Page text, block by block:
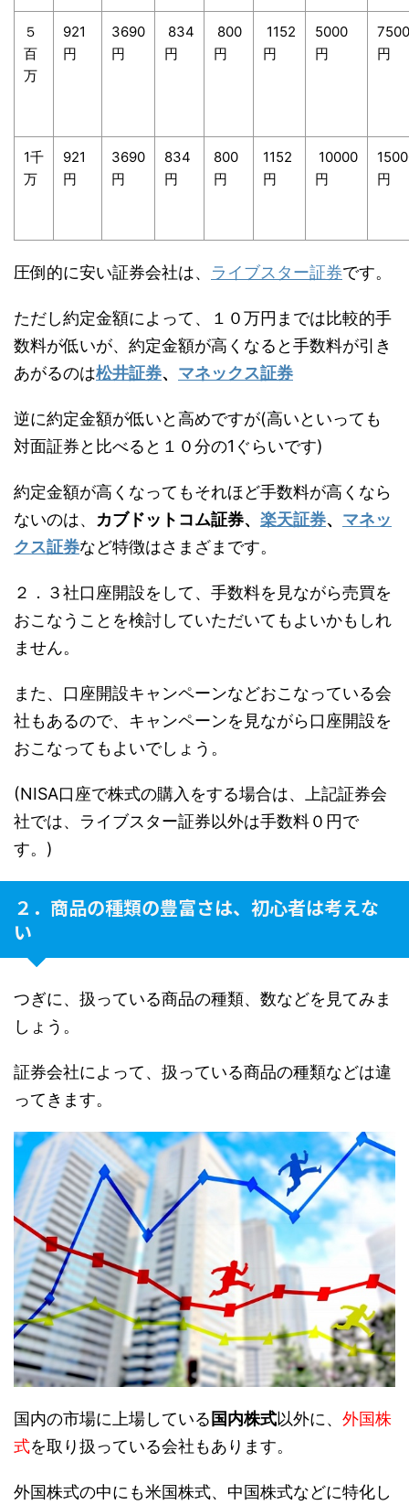
５
百
万
921
円
3690
円
834
円
800
円
1152
円
5000
円
7500
円
1千
万
921
円
3690
円
834
円
800
円
1152
円
10000
円
円
圧倒的に安い証券会社は、 ライブスター証券です。
ただし約定金額によって、１０万円までは比較的手
数料が低いが、約定金額が高くなると手数料が引き
あがるのは松井証券、 マネックス証券
逆に約定金額が低いと高めですが(高いといっても
対面証券と比べると１０分の1ぐらいです)
約定金額が高くなってもそれほど手数料が高くなら
ないのは、 カブドットコム証券、 楽天証券、 マネッ
クス証券など特徴はさまざまです。
２．３社口座開設をして、手数料を見ながら売買を
おこなうことを検討していただいてもよいかもしれ
ません。
また、 口座開設キャンペーンなどおこなっている会
社もあるので、キャンペーンを見ながら口座開設を
おこなってもよいでしょう。
(NISA口座で株式の購入をする場合は、上記証券会
社では、ライブスター証券以外は手数料０円で
す。)
２．商品の種類の豊富さは、初心者は考えな
い
つぎに、扱っている商品の種類、数などを見てみま
しょう。
証券会社によって、扱っている商品の種類などは違
ってきます。
国内の市場に上場している国内株式以外に、 外国株
式を取り扱っている会社もあります。
外国株式の中にも米国株式、中国株式などに特化し